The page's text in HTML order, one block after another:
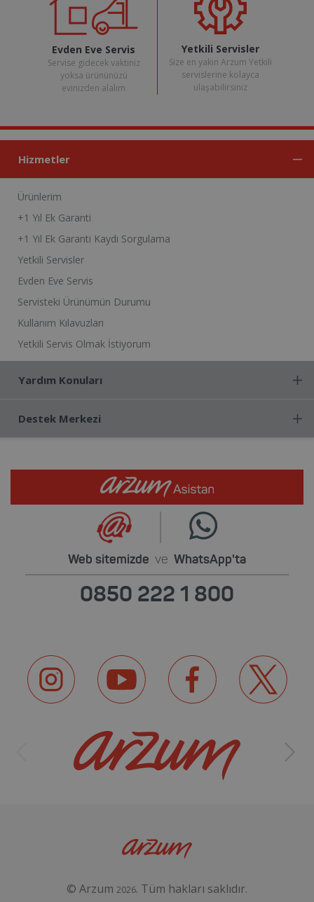
Evden Eve Servis
Servise gidecek vaktiniz
yoksa ürününüzü
evinizden alalım
Yetkili Servisler
Size en yakın Arzum Yetkili
servislerine kolayca
ulaşabilirsiniz
Hizmetler
Ürünlerim
+1 Yıl Ek Garanti
+1 Yıl Ek Garanti Kaydı Sorgulama
Yetkili Servisler
Evden Eve Servis
Servisteki Ürünümün Durumu
Kullanım Kılavuzları
Yetkili Servis Olmak İstiyorum
Yardım Konuları
Destek Merkezi
Web sitemizde ve WhatsApp'ta
0850 222 1 800
© Arzum 2026. Tüm hakları saklıdır.